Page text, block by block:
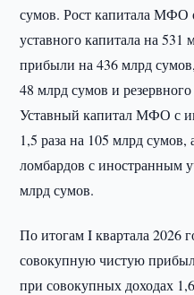
сумов. Рост капитала МФО
уставного капитала на 531
прибыли на 436 млрд
48 млрд сумов и
Уставный капитал МФО с
1,5 раза на 105 млрд сумов,
ломбардов с иностранным
млрд сумов.
По итогам I квартала 2026
совокупную чистую
при совокупных доходах